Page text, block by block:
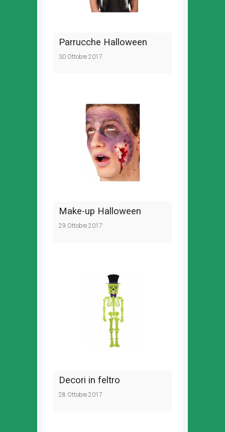
Parrucche Halloween
30 Ottobre 2017
Make-up Halloween
29 Ottobre 2017
Decori in feltro
28 Ottobre 2017